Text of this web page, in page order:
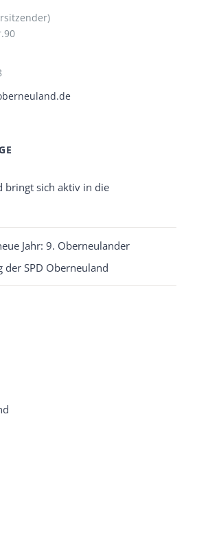
bringt sich aktiv in die
Jahr: 9. Oberneulander
der SPD Oberneuland